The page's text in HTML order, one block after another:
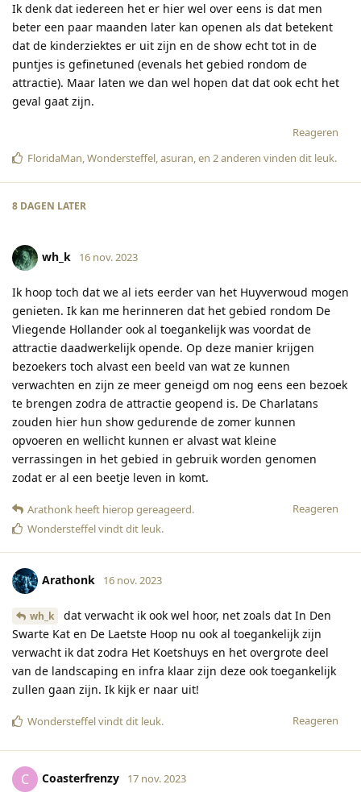
Ik denk dat iedereen het er hier wel over eens is dat men
beter een paar maanden later kan openen als dat betekent
dat de kinderziektes er uit zijn en de show echt tot in de
puntjes is gefinetuned (evenals het gebied rondom de
attractie). Maar laten we dan wel hopen dat dat ook echt het
geval gaat zijn.
Reageren
FloridaMan,Wondersteffel,asuran, en 2anderen vinden dit leuk.
8 DAGEN LATER
wh_k 16 nov. 2023
Ik hoop toch dat we al iets eerder van het Huyverwoud mogen
genieten. Ik kan me herinneren dat het gebied rondom De
Vliegende Hollander ook al toegankelijk was voordat de
attractie daadwerkelijk opende. Op deze manier krijgen
bezoekers toch alvast een beeld van wat ze kunnen
verwachten en zijn ze meer geneigd om nog eens een bezoek
te brengen zodra de attractie geopend is. De Charlatans
zouden hier hun show gedurende de zomer kunnen
opvoeren en wellicht kunnen er alvast wat kleine
verrassingen in het gebied in gebruik worden genomen
zodat er al een beetje leven in komt.
Reageren
Arathonk heeft hierop gereageerd.
Wondersteffelvindt dit leuk.
Arathonk 16 nov. 2023
wh_k
dat verwacht ik ook wel hoor, net zoals dat In Den
Swarte Kat en De Laetste Hoop nu ook al toegankelijk zijn
verwacht ik dat zodra Het Koetshuys en het overgrote deel
van de landscaping en infra klaar zijn deze ook toegankelijk
zullen gaan zijn. Ik kijk er naar uit!
Reageren
Wondersteffelvindt dit leuk.
C Coasterfrenzy 17 nov. 2023